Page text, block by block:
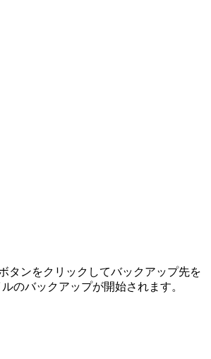
タンをクリックしてバックアップ先を
のバックアップが開始されます。